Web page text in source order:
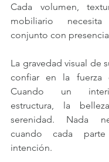
Cada volumen,
mobiliario
conjunto con
La gravedad visual de
confiar en la fuerza
Cuando un
estructura, la
serenidad. Nada
cuando cada
intención.